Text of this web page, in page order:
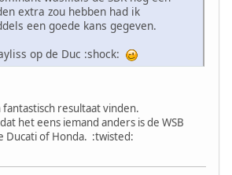
extra zou hebben had ik
een goede kans gegeven.
op de Duc :shock:
resultaat vinden.
het eens iemand anders is de WSB
Ducati of Honda. :twisted: